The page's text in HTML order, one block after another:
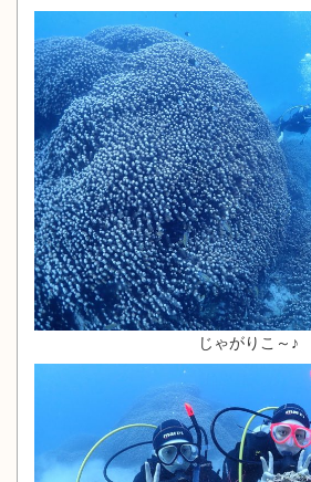
じゃがりこ～♪